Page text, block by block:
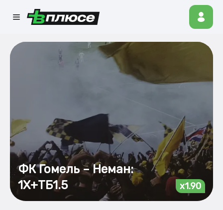
ФК Гомель – Неман:
1Х+ТБ1.5
x1.90